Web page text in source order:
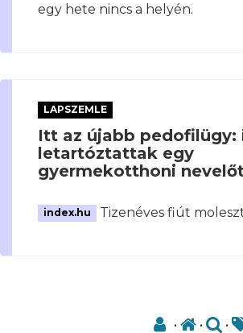
egy hete nincs a helyén.
LAPSZEMLE
Itt az újabb pedofilügy:
letartóztattak egy
gyermekotthoni
index.hu Tizenéves fiút
• • •